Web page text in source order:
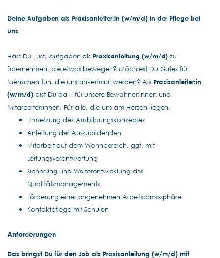
Deine Aufgaben als Praxisanleiter:in (w/m/d) in der Pflege bei
uns
Hast Du Lust, Aufgaben als Praxisanleitung (w/m/d) zu
übernehmen, die etwas bewegen? Möchtest Du Gutes für
Menschen tun, die uns anvertraut werden? Als Praxisanleiter:in
(w/m/d) bist Du da – für unsere Bewohner:innen und
Mitarbeiter:innen. Für alle, die uns am Herzen liegen.
Umsetzung des Ausbildungskonzeptes
Anleitung der Auszubildenden
Mitarbeit auf dem Wohnbereich, ggf. mit
Leitungsverantwortung
Sicherung und Weiterentwicklung des
Qualitätsmanagements
Förderung einer angenehmen Arbeitsatmosphäre
Kontaktpflege mit Schulen
Anforderungen
Das bringst Du für den Job als Praxisanleitung (w/m/d) mit